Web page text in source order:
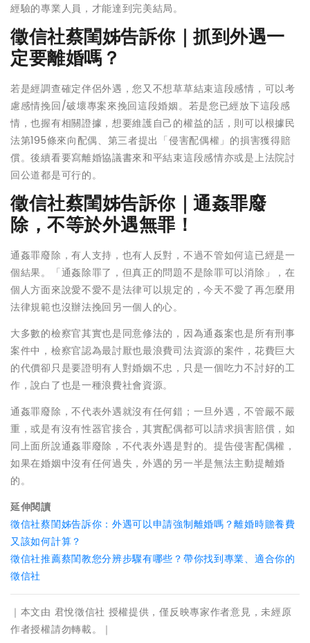
經驗的專業人員，才能達到完美結局。
徵信社蔡閨姊告訴你｜抓到外遇一
定要離婚嗎？
若是經調查確定伴侶外遇，您又不想草草結束這段感情，可以考
慮感情挽回/破壞專案來挽回這段婚姻。若是您已經放下這段感
情，也握有相關證據，想要維護自己的權益的話，則可以根據民
法第195條來向配偶、第三者提出「侵害配偶權」的損害獲得賠
償。後續看要寫離婚協議書來和平結束這段感情亦或是上法院討
回公道都是可行的。
徵信社蔡閨姊告訴你｜通姦罪廢
除，不等於外遇無罪！
通姦罪廢除，有人支持，也有人反對，不過不管如何這已經是一
個結果。「通姦除罪了，但真正的問題不是除罪可以消除」，在
個人方面來說愛不愛不是法律可以規定的，今天不愛了再怎麼用
法律規範也沒辦法挽回另一個人的心。
大多數的檢察官其實也是同意修法的，因為通姦案也是所有刑事
案件中，檢察官認為最討厭也最浪費司法資源的案件，花費巨大
的代價卻只是要證明有人對婚姻不忠，只是一個吃力不討好的工
作，說白了也是一種浪費社會資源。
通姦罪廢除，不代表外遇就沒有任何錯；一旦外遇，不管嚴不嚴
重，或是有沒有性器官接合，其實配偶都可以請求損害賠償，如
同上面所說通姦罪廢除，不代表外遇是對的。提告侵害配偶權，
如果在婚姻中沒有任何過失，外遇的另一半是無法主動提離婚
的。
延伸閱讀
徵信社蔡閨姊告訴你：外遇可以申請強制離婚嗎？離婚時贍養費
又該如何計算？
徵信社推薦蔡閨教您分辨步驟有哪些？帶你找到專業、適合你的
徵信社
｜本文由 君悅徵信社 授權提供，僅反映專家作者意見，未經原
作者授權請勿轉載。｜